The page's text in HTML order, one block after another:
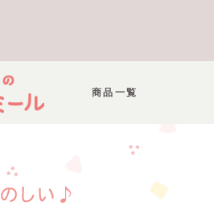
商品一覧